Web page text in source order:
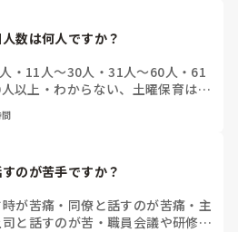
数は何人ですか？
・ 11人～30人 ・31人～60人 ・ 61
以上 ・ わからない、土曜保育はな
のが苦手ですか？
が苦痛 ・ 同僚と話すのが苦痛 ・ 主
と話すのが苦 ・ 職員会議や研修場